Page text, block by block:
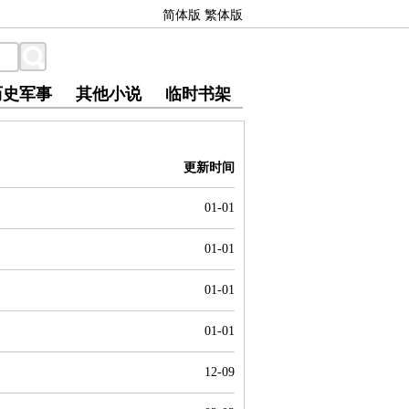
简体版 繁体版
史军事 其他小说 临时书架
更新时间
01-01
01-01
01-01
01-01
12-09